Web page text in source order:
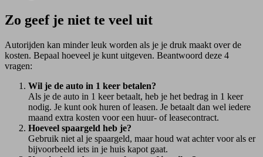
Zo geef je niet te veel uit
Autorijden kan minder leuk worden als je je druk maakt over de
kosten. Bepaal hoeveel je kunt uitgeven. Beantwoord deze 4
vragen:
Wil je de auto in 1 keer betalen?
Als je de auto in 1 keer betaalt, heb je het bedrag in 1 keer
nodig. Je kunt ook huren of leasen. Je betaalt dan wel iedere
maand extra kosten voor een huur- of leasecontract.
Hoeveel spaargeld heb je?
Gebruik niet al je spaargeld, maar houd wat achter voor als er
bijvoorbeeld iets in je huis kapot gaat.